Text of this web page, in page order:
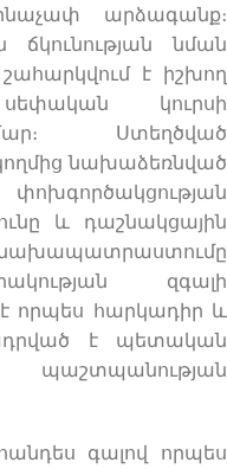
արձագանք։
նման
է իշխող
կուրսի
Ստեղծված
նախաձեռնված
և դաշնակցային
նախապատրաստումը
զգալի
է որպես հարկադիր և
է պետական
գալով որպես